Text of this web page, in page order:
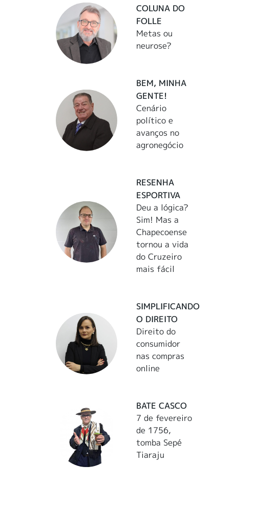
COLUNA DO
FOLLE
Metas ou
neurose?
BEM, MINHA
GENTE!
Cenário
político e
avanços no
agronegócio
RESENHA
ESPORTIVA
Deu a lógica?
Sim! Mas a
Chapecoense
tornou a vida
do Cruzeiro
mais fácil
SIMPLIFICANDO
O DIREITO
Direito do
consumidor
nas compras
online
BATE CASCO
7 de fevereiro
de 1756,
tomba Sepé
Tiaraju